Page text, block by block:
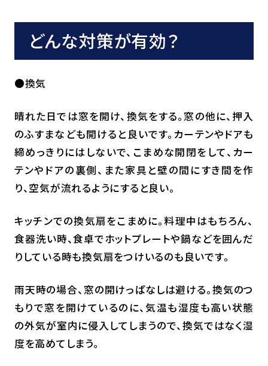
どんな対策が有効？
●換気
晴れた日では窓を開け、換気をする。窓の他に、押入
のふすまなども開けると良いです。カーテンやドアも
締めっきりにはしないで、こまめな開閉をして、カー
テンやドアの裏側、また家具と壁の間にすき間を作
り、空気が流れるようにすると良い。
キッチンでの換気扇をこまめに。料理中はもちろん、
食器洗い時、食卓でホットプレートや鍋などを囲んだ
りしている時も換気扇をつけいるのも良いです。
雨天時の場合、窓の開けっぱなしは避ける。換気のつ
もりで窓を開けているのに、気温も湿度も高い状態
の外気が室内に侵入してしまうので、換気ではなく湿
度を高めてしまう。